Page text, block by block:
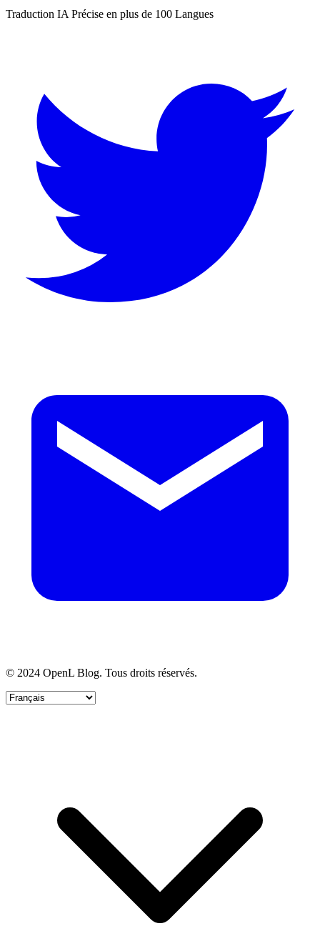
Traduction IA Précise en plus de 100 Langues
© 2024 OpenL Blog. Tous droits réservés.